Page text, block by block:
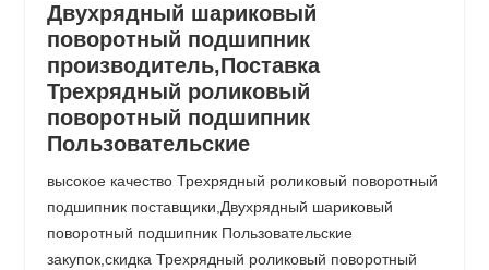
Двухрядный шариковый
поворотный подшипник
производитель,Поставка
Трехрядный роликовый
поворотный подшипник
Пользовательские
высокое качество Трехрядный роликовый поворотный
подшипник поставщики,Двухрядный шариковый
поворотный подшипник Пользовательские
закупок,скидка Трехрядный роликовый поворотный